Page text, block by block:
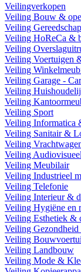
Veilingverkopen
Veiling Bouw &
Veiling Gereedschap
Veiling HoReCa &
Veiling
Veiling Voertuigen
Veiling
Veiling Garage -
Veiling
Veiling
Veiling Sport
Veiling Informatica
Veiling Sanitair &
Veiling
Veiling
Veiling Meubilair
Veiling Industrieel
Veiling Telefonie
Veiling Interieur &
Veiling Hygiëne en
Veiling Esthetiek &
Veiling
Veiling
Veiling Landbouw
Veiling Mode &